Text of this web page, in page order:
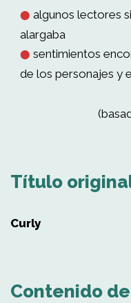
⬤ algunos lectores
alargaba
⬤ sentimientos
de los personajes y
Título
Curly
Contenido